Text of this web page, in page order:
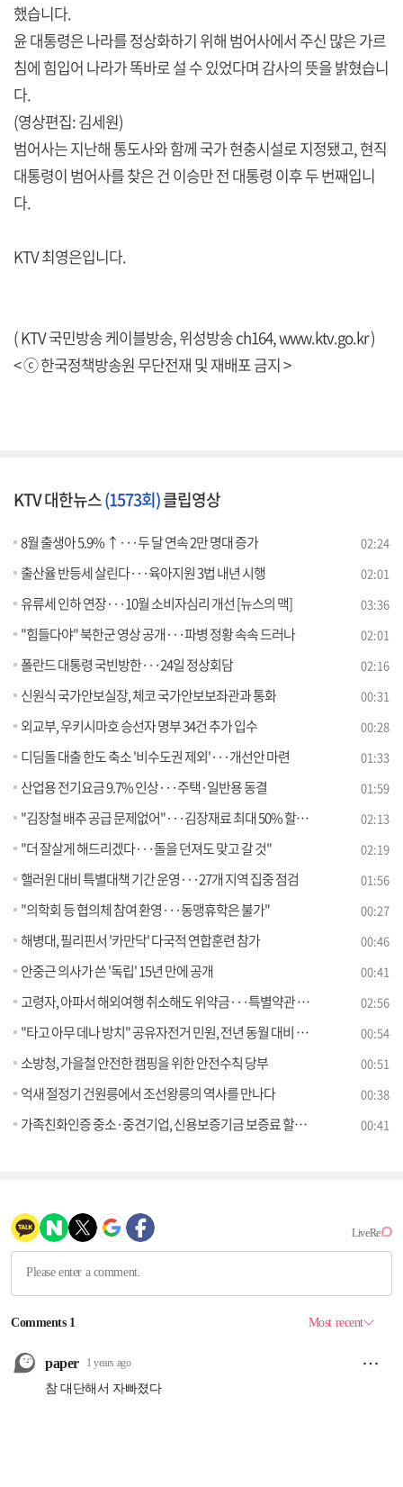
했습니다.
윤 대통령은 나라를 정상화하기 위해 범어사에서 주신 많은 가르
침에 힘입어 나라가 똑바로 설 수 있었다며 감사의 뜻을 밝혔습니
다.
(영상편집: 김세원)
범어사는 지난해 통도사와 함께 국가 현충시설로 지정됐고, 현직
대통령이 범어사를 찾은 건 이승만 전 대통령 이후 두 번째입니
다.
KTV 최영은입니다.
( KTV 국민방송 케이블방송, 위성방송 ch164,www.ktv.go.kr)
< ⓒ 한국정책방송원 무단전재 및 재배포 금지 >
KTV 대한뉴스(1573회)클립영상
8월 출생아 5.9% ↑···두 달 연속 2만 명대 증가 02:24
출산율 반등세 살린다···육아지원 3법 내년 시행 02:01
유류세 인하 연장···10월 소비자심리 개선 [뉴스의 맥] 03:36
"힘들다야" 북한군 영상 공개···파병 정황 속속 드러나 02:01
폴란드 대통령 국빈방한···24일 정상회담 02:16
신원식 국가안보실장, 체코 국가안보보좌관과 통화 00:31
외교부, 우키시마호 승선자 명부 34건 추가 입수 00:28
디딤돌 대출 한도 축소 '비수도권 제외'···개선안 마련 01:33
산업용 전기요금 9.7% 인상···주택·일반용 동결 01:59
"김장철 배추 공급 문제없어"···김장재료 최대 50% 할인 [정책현장+] 02:13
"더 잘살게 해드리겠다···돌을 던져도 맞고 갈 것" 02:19
핼러윈 대비 특별대책 기간 운영···27개 지역 집중 점검 01:56
"의학회 등 협의체 참여 환영···동맹휴학은 불가" 00:27
해병대, 필리핀서 '카만닥' 다국적 연합훈련 참가 00:46
안중근 의사가 쓴 '독립' 15년 만에 공개 00:41
고령자, 아파서 해외여행 취소해도 위약금···특별약관 주의 02:56
"타고 아무 데나 방치" 공유자전거 민원, 전년 동월 대비 2.5배 '껑충' 00:54
소방청, 가을철 안전한 캠핑을 위한 안전수칙 당부 00:51
억새 절정기 건원릉에서 조선왕릉의 역사를 만나다 00:38
가족친화인증 중소·중견기업, 신용보증기금 보증료 할인받는다 00:41